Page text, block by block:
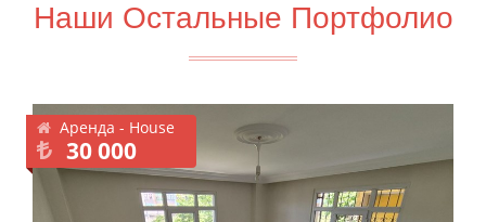
Наши Остальные Портфолио
Аренда - House
30 000